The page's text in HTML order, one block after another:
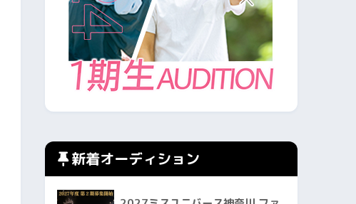
新着オーディション